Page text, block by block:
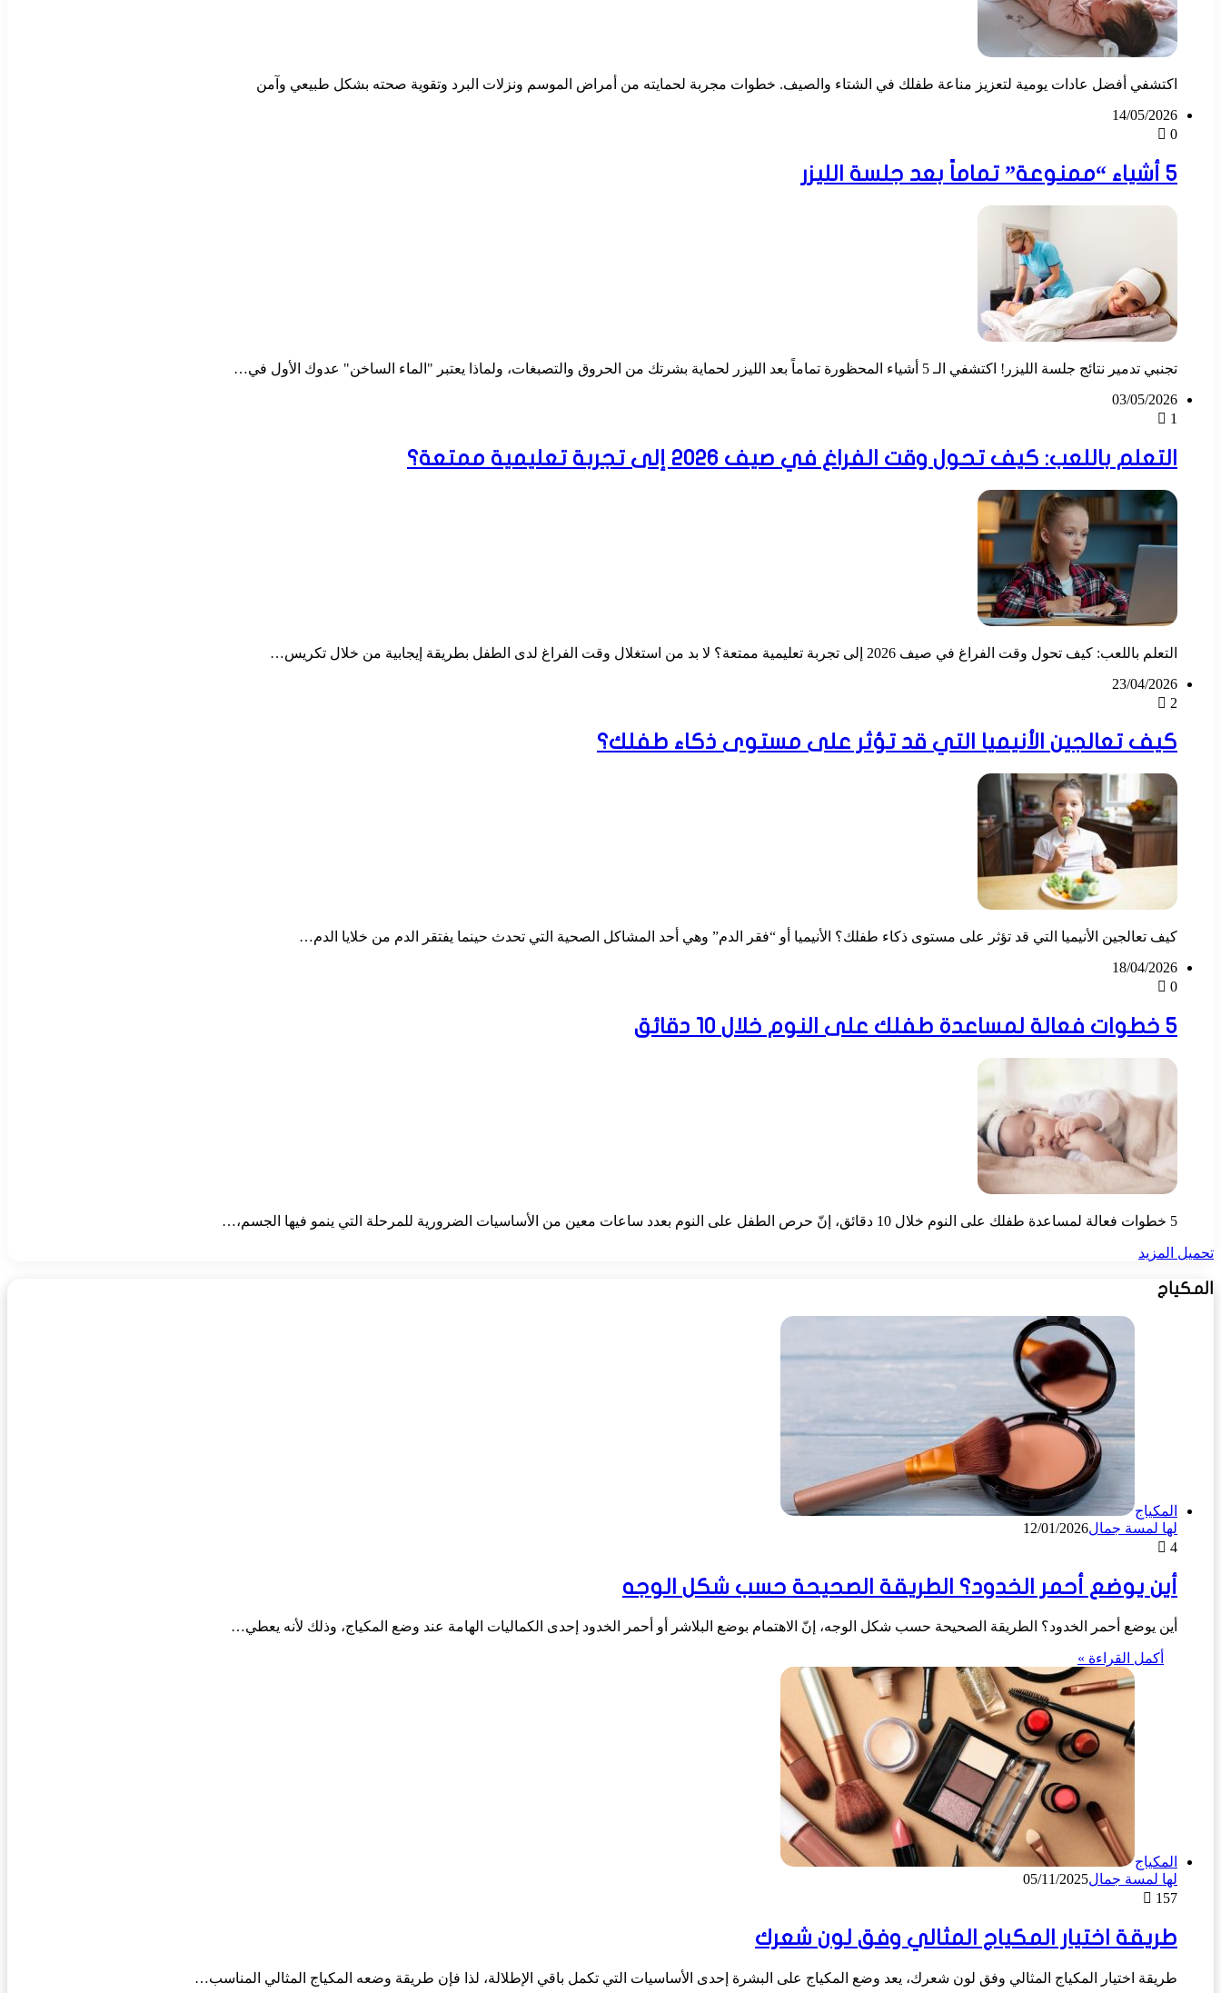
اكتشفي أفضل عادات يومية لتعزيز مناعة طفلك في الشتاء والصيف. خطوات مجربة لحمايته من أمراض الموسم ونزلات البرد وتقوية صحته بشكل طبيعي وآمن
14/05/2026
0
5 أشياء “ممنوعة” تماماً بعد جلسة الليزر
تجنبي تدمير نتائج جلسة الليزر! اكتشفي الـ 5 أشياء المحظورة تماماً بعد الليزر لحماية بشرتك من الحروق والتصبغات، ولماذا يعتبر "الماء الساخن" عدوك الأول في…
03/05/2026
1
التعلم باللعب: كيف تحول وقت الفراغ في صيف 2026 إلى تجربة تعليمية ممتعة؟
التعلم باللعب: كيف تحول وقت الفراغ في صيف 2026 إلى تجربة تعليمية ممتعة؟ لا بد من استغلال وقت الفراغ لدى الطفل بطريقة إيجابية من خلال تكريس…
23/04/2026
2
كيف تعالجين الأنيميا التي قد تؤثر على مستوى ذكاء طفلك؟
كيف تعالجين الأنيميا التي قد تؤثر على مستوى ذكاء طفلك؟ الأنيميا أو “فقر الدم” وهي أحد المشاكل الصحية التي تحدث حينما يفتقر الدم من خلايا الدم…
18/04/2026
0
5 خطوات فعالة لمساعدة طفلك على النوم خلال 10 دقائق
5 خطوات فعالة لمساعدة طفلك على النوم خلال 10 دقائق، إنّ حرص الطفل على النوم بعدد ساعات معين من الأساسيات الضرورية للمرحلة التي ينمو فيها الجسم،…
تحميل المزيد
المكياج
المكياج
لها لمسة جمال12/01/2026
4
أين يوضع أحمر الخدود؟ الطريقة الصحيحة حسب شكل الوجه
أين يوضع أحمر الخدود؟ الطريقة الصحيحة حسب شكل الوجه، إنّ الاهتمام بوضع البلاشر أو أحمر الخدود إحدى الكماليات الهامة عند وضع المكياج، وذلك لأنه يعطي…
أكمل القراءة »
المكياج
لها لمسة جمال05/11/2025
157
طريقة اختيار المكياج المثالي وفق لون شعرك
طريقة اختيار المكياج المثالي وفق لون شعرك، يعد وضع المكياج على البشرة إحدى الأساسيات التي تكمل باقي الإطلالة، لذا فإن طريقة وضعه المكياج المثالي المناسب…